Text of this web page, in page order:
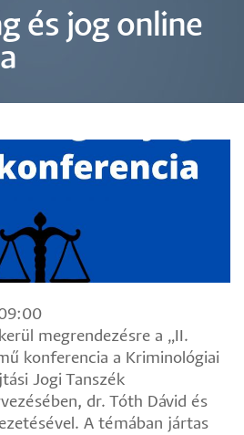
és jog online
megrendezésre a „II.
konferencia a Kriminológiai
Jogi Tanszék
dr. Tóth Dávid és
A témában jártas